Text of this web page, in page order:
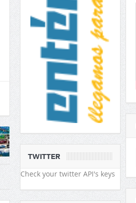
TWITTER
Check your twitter API's keys